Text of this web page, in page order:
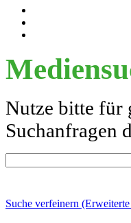
Nutze bitte für
Suchanfragen
Suche verfeinern